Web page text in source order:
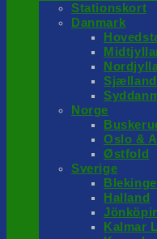
Stationskort
Danmark
Sjælland
Norge
Oslo &
Østfold
Sverige
Blekinge
Halland
Kalmar